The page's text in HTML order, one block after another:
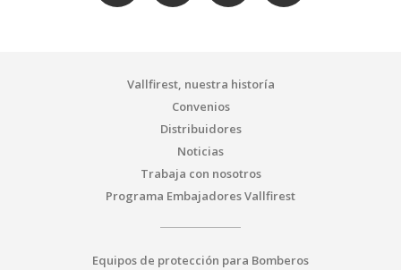
Vallfirest, nuestra historía
Convenios
Distribuidores
Noticias
Trabaja con nosotros
Programa Embajadores Vallfirest
Equipos de protección para Bomberos